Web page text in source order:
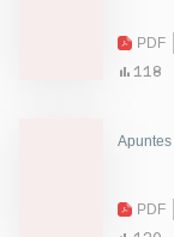
PDF
118
Apuntes
PDF